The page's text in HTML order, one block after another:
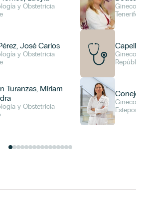
y Obstetricia
José Carlos
y Obstetricia
Turanzas, Miriam
y Obstetricia
Unidad de
Cirugía
Tenerife
Capellán,
República
Conejero,
Estepona,